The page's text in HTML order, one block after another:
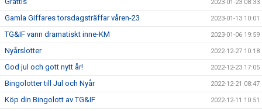
2023-01-23 08:33
Gamla Giffares torsdagsträffar våren-23 2023-01-13 10:01
TG&IF vann dramatiskt inne-KM 2023-01-06 19:59
Nyårslotter 2022-12-27 10:18
God jul och gott nytt år! 2022-12-23 17:05
Bingolotter till Jul och Nyår 2022-12-21 08:47
Köp din Bingolott av TG&IF 2022-12-11 10:51